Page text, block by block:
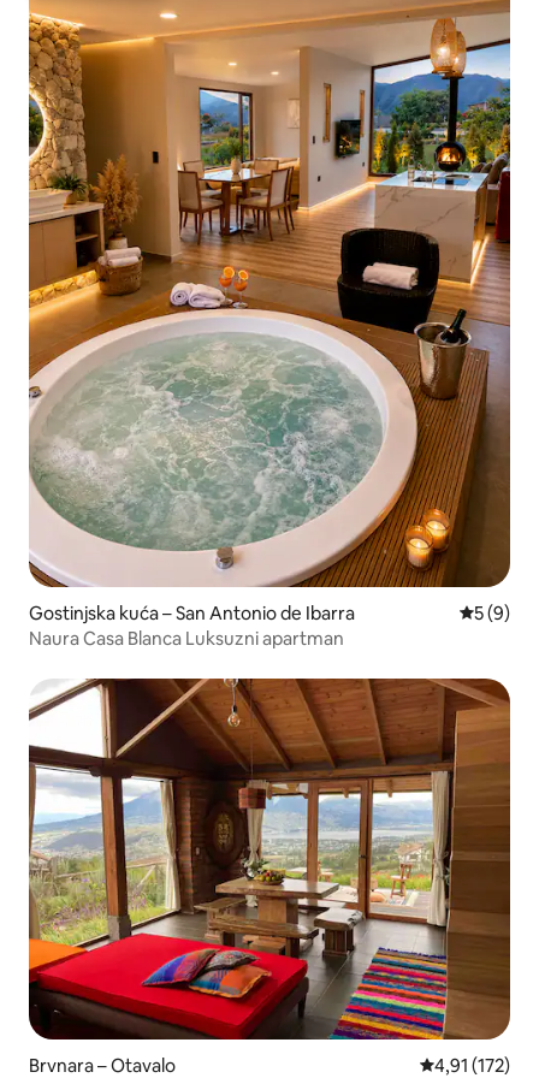
Gostinjska kuća – San Antonio de Ibarra
5 (9)
Naura Casa Blanca Luksuzni apartman
Brvnara – Otavalo Prosječna
4,91 (172)